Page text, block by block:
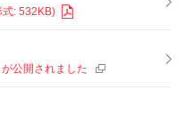
: 532KB)
公開されました